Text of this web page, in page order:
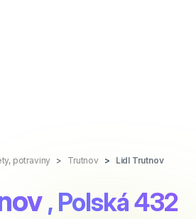
potraviny Trutnov Lidl Trutnov
, Polská 432